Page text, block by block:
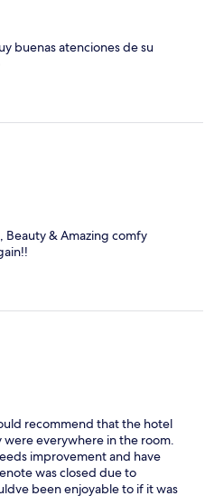
buenas atenciones de su
Beauty & Amazing comfy
recommend that the hotel
were everywhere in the room.
improvement and have
was closed due to
been enjoyable to if it was